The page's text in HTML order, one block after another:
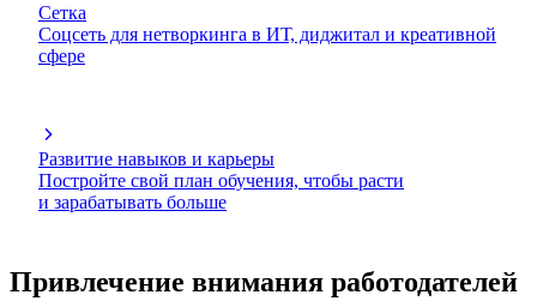
Сетка
Соцсеть для нетворкинга в ИТ, диджитал и креативной
сфере
Развитие навыков и карьеры
Постройте свой план обучения, чтобы расти
и зарабатывать больше
Привлечение внимания работодателей